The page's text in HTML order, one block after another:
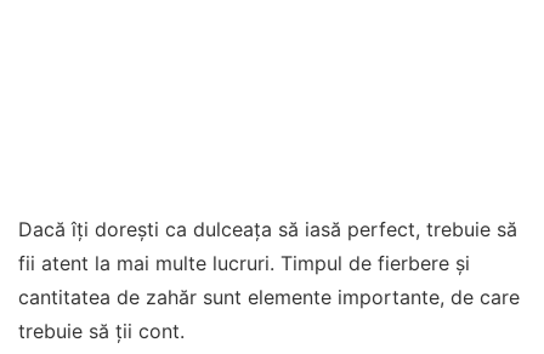
Dacă îți dorești ca dulceața să iasă perfect, trebuie să
fii atent la mai multe lucruri. Timpul de fierbere și
cantitatea de zahăr sunt elemente importante, de care
trebuie să ții cont.